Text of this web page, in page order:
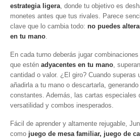
estrategia ligera , donde tu objetivo es
monetes antes que tus rivales. Parece
clave que lo cambia todo: no puedes
en tu mano
En cada turno deberás jugar
que estén adyacentes en tu mano ,
cantidad o valor. ¿El giro? Cuando superas
añadirla a tu mano o descartarla,
constantes. Además, las cartas especiales
versatilidad y combos inesperados.
Fácil de aprender y altamente rejugable,
como juego de mesa familiar, juego de